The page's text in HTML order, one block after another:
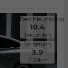
Beschleunigung
10.4
Sekunden
Verbrauch
3.9
l/100km